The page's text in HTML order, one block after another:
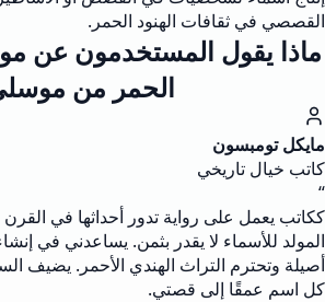
القصصي في ثقافات الهنود الحمر.
ماذا يقول المستخدمون عن
الحمر من
مايكل تومبسون
كاتب خيال تاريخي
“
ككاتب يعمل على رواية تدور أحداثها في
المولد للأسماء لا يقدر بثمن. يساعدني في
أصيلة وتحترم التراث الهندي الأحمر. يضيف
كل اسم عمقًا إلى قصتي.